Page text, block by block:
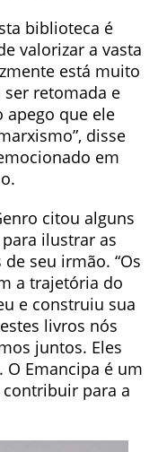
biblioteca é
valorizar a vasta
está muito
retomada e
apego que ele
disse
em
citou alguns
ilustrar as
seu irmão. “Os
a trajetória do
e construiu sua
livros nós
juntos. Eles
Emancipa é um
para a